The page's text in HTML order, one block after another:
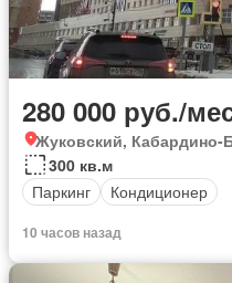
280 000 руб./
Жуковский, Кабардино-
300 кв.м
Паркинг
Кондиционер
10 часов назад